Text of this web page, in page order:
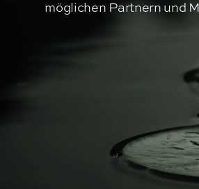
möglichen Partnern und